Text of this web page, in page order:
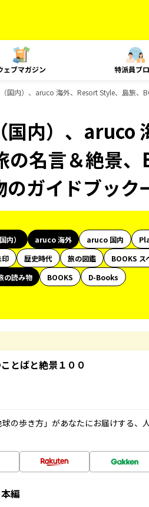
ェブマガジン 特派員ブ
国内）、aruco 海外、Resort Style、島旅、
国内）、aruco
名言＆絶景、
ガイドブック
内） aruco 海外 aruco 国内
印 歴史時代 旅の図鑑
BOOKS ス
の読み物 BOOKS
D-Books
とばと絶景１００
の歩き方」があなたにお届けする、
編